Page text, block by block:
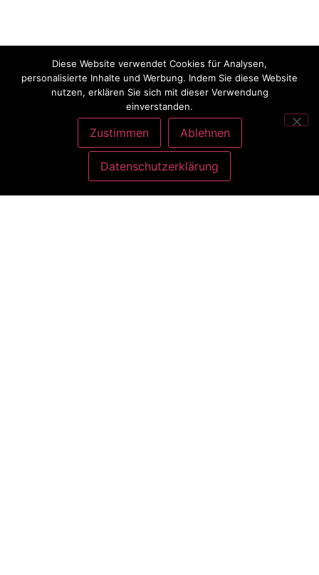
Diese Website verwendet Cookies für Analysen,
personalisierte Inhalte und Werbung. Indem Sie diese Website
nutzen, erklären Sie sich mit dieser Verwendung
einverstanden.
Zustimmen Ablehnen
Datenschutzerklärung